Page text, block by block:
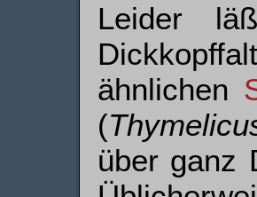
Leider
ähnlichen
(
über ganz